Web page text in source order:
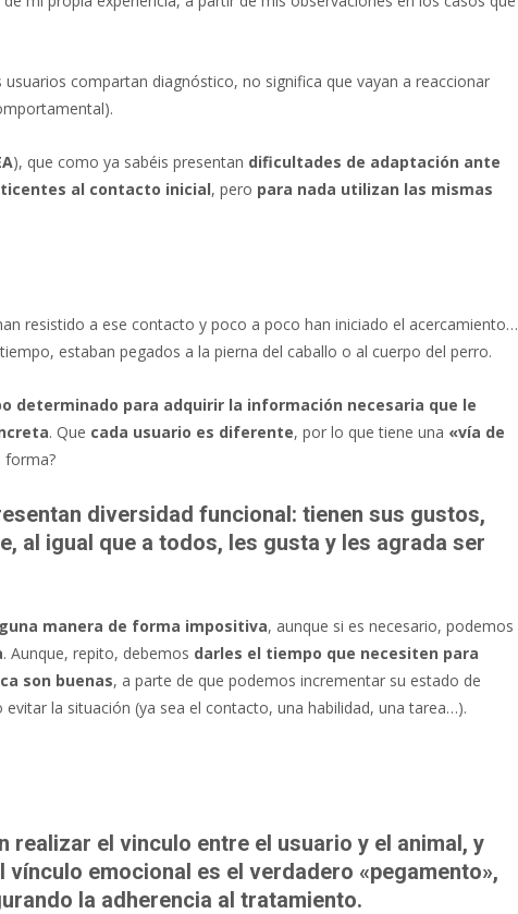
compartan diagnóstico, no significa que vayan a reaccionar
), que como ya sabéis presentan dificultades de adaptación ante
al contacto inicial, pero para nada utilizan las mismas
resistido a ese contacto y poco a poco han iniciado el acercamiento…
estaban pegados a la pierna del caballo o al cuerpo del perro.
determinado para adquirir la información necesaria que le
. Que cada usuario es diferente, por lo que tiene una «vía de
forma?
diversidad funcional: tienen sus gustos,
al igual que a todos, les gusta y les agrada ser
manera de forma impositiva, aunque si es necesario, podemos
. Aunque, repito, debemos darles el tiempo que necesiten para
son buenas, a parte de que podemos incrementar su estado de
la situación (ya sea el contacto, una habilidad, una tarea…).
el vinculo entre el usuario y el animal, y
emocional es el verdadero «pegamento»,
la adherencia al tratamiento.